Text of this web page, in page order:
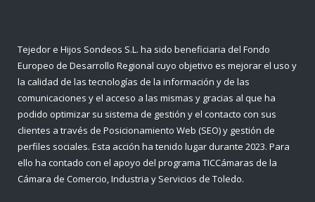
Tejedor e Hijos Sondeos S.L. ha sido beneficiaria del Fondo
Europeo de Desarrollo Regional cuyo objetivo es mejorar el uso y
la calidad de las tecnologías de la información y de las
comunicaciones y el acceso a las mismas y gracias al que ha
podido optimizar su sistema de gestión y el contacto con sus
clientes a través de Posicionamiento Web (SEO) y gestión de
perfiles sociales. Esta acción ha tenido lugar durante 2023. Para
ello ha contado con el apoyo del programa TICCámaras de la
Cámara de Comercio, Industria y Servicios de Toledo.